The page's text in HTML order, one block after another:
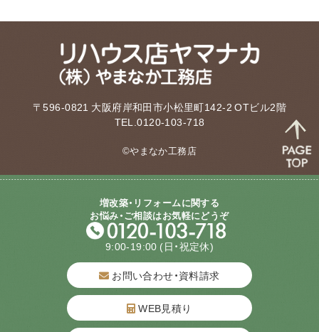
〒596-0821 大阪府岸和田市小松里町142-2 OTビル2階
TEL.0120-103-718
©やまなか工務店
増改築・リフォームに関する
お悩み・ご相談はお気軽にどうぞ
9:00-19:00 (日・祝定休)
お問い合わせ・資料請求
WEB見積り